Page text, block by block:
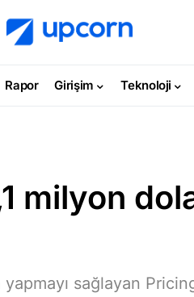
Rapor Girişim Teknoloji
milyon
sağlayan